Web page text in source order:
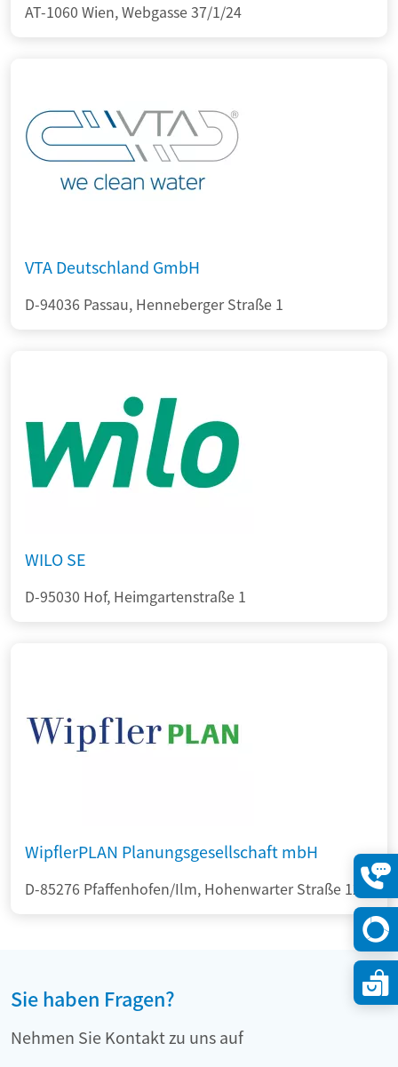
AT-1060 Wien, Webgasse 37/1/24
VTA Deutschland GmbH
D-94036 Passau, Henneberger Straße 1
WILO SE
D-95030 Hof, Heimgartenstraße 1
WipflerPLAN Planungsgesellschaft mbH
D-85276 Pfaffenhofen/Ilm, Hohenwarter Straße 124
Sie haben Fragen?
Nehmen Sie Kontakt zu uns auf